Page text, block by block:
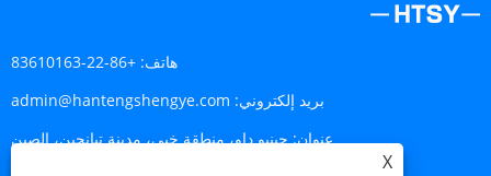
هاتف: +86-22-83610163
بريد إلكتروني: admin@hantengshengye.com
عنوان: جينبو داو، منطقة خبي، مدينة تيانجين، الصين
X